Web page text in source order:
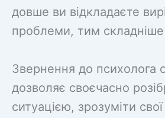
довше ви відкладаєте
проблеми, тим складніше
Звернення до психолога
дозволяє своєчасно
ситуацією, зрозуміти